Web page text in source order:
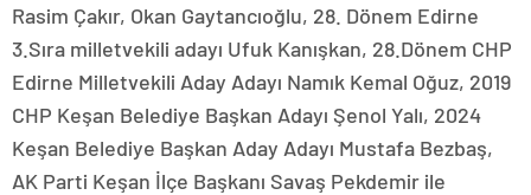
Rasim Çakır, Okan Gaytancıoğlu, 28. Dönem Edirne
3.Sıra milletvekili adayı Ufuk Kanışkan, 28.Dönem CHP
Edirne Milletvekili Aday Adayı Namık Kemal Oğuz, 2019
CHP Keşan Belediye Başkan Adayı Şenol Yalı, 2024
Keşan Belediye Başkan Aday Adayı Mustafa Bezbaş,
AK Parti Keşan İlçe Başkanı Savaş Pekdemir ile